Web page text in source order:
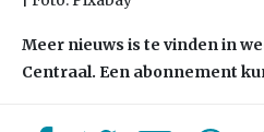
Meer nieuws is te vinden in
Centraal. Een abonnement